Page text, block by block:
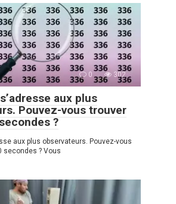
0 302
aux plus
Pouvez-vous trouver
?
aux plus observateurs. Pouvez-vous
secondes ? Vous